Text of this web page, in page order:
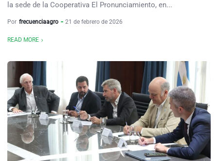
la sede de la Cooperativa El Pronunciamiento, en...
Por frecuenciaagro 21 de febrero de 2026
READ MORE